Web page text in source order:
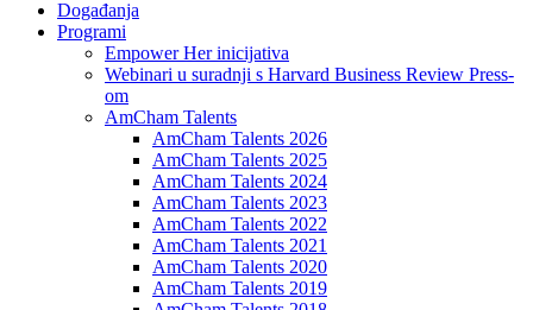
Događanja
Programi
Empower Her inicijativa
Webinari u suradnji s Harvard Business Review Press-
om
AmCham Talents
AmCham Talents 2026
AmCham Talents 2025
AmCham Talents 2024
AmCham Talents 2023
AmCham Talents 2022
AmCham Talents 2021
AmCham Talents 2020
AmCham Talents 2019